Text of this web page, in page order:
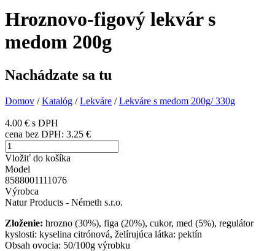
Hroznovo-figový lekvár s
medom 200g
Nachádzate sa tu
Domov /Katalóg /Lekváre /Lekváre s medom 200g/ 330g
4.00 € s DPH
cena bez DPH: 3.25 €
Vložiť do košíka
Model
8588001111076
Výrobca
Natur Products - Németh s.r.o.
Zloženie: hrozno (30%), figa (20%), cukor, med (5%), regulátor
kyslosti: kyselina citrónová, želírujúca látka: pektín
Obsah ovocia: 50/100g výrobku